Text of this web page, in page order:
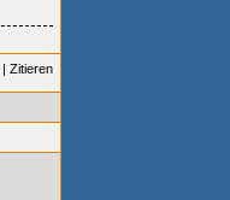
| Zitieren